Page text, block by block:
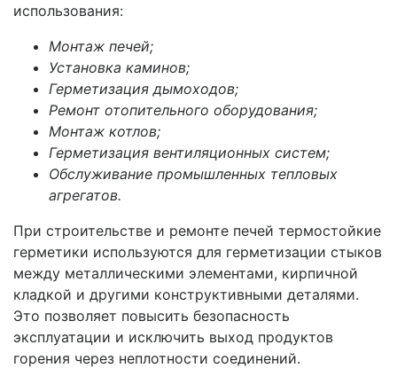
использования:
Монтаж печей;
Установка каминов;
Герметизация дымоходов;
Ремонт отопительного оборудования;
Монтаж котлов;
Герметизация вентиляционных систем;
Обслуживание промышленных тепловых
агрегатов.
При строительстве и ремонте печей термостойкие
герметики используются для герметизации стыков
между металлическими элементами, кирпичной
кладкой и другими конструктивными деталями.
Это позволяет повысить безопасность
эксплуатации и исключить выход продуктов
горения через неплотности соединений.